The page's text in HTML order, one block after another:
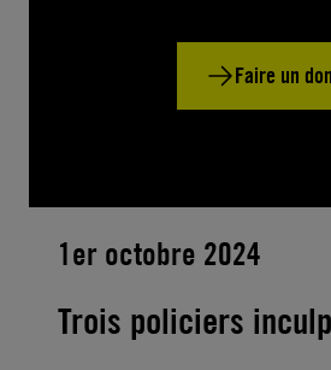
Faire un don
1er octobre 2024
Trois policiers